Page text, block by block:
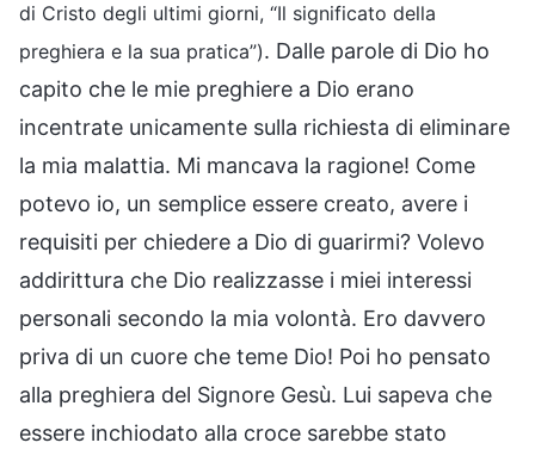
di Cristo degli ultimi giorni, “Il significato della
preghiera e la sua pratica”). Dalle parole di Dio ho
capito che le mie preghiere a Dio erano
incentrate unicamente sulla richiesta di eliminare
la mia malattia. Mi mancava la ragione! Come
potevo io, un semplice essere creato, avere i
requisiti per chiedere a Dio di guarirmi? Volevo
addirittura che Dio realizzasse i miei interessi
personali secondo la mia volontà. Ero davvero
priva di un cuore che teme Dio! Poi ho pensato
alla preghiera del Signore Gesù. Lui sapeva che
essere inchiodato alla croce sarebbe stato